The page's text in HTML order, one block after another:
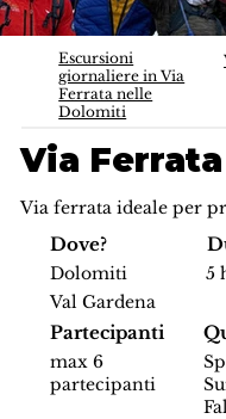
Escursioni
giornaliere in Via
Ferrata nelle
Dolomiti
Via
Via ferrata ideale per
Dove?
Dolomiti
Val Gardena
5
Partecipanti
max 6
partecipanti